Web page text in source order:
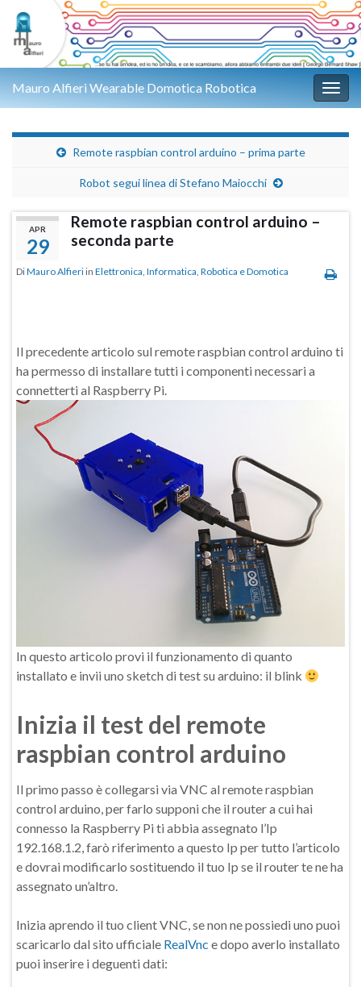
Mauro Alfieri Wearable Domotica Robotica
Remote raspbian control arduino – prima parte
Robot segui linea di Stefano Maiocchi
APR
29
Remote raspbian control arduino –
seconda parte
DiMauro Alfieri in Elettronica, Informatica, Robotica e Domotica
Il precedente articolo sul remote raspbian control arduino ti
ha permesso di installare tutti i componenti necessari a
connetterti al Raspberry Pi.
In questo articolo provi il funzionamento di quanto
installato e invii uno sketch di test su arduino: il blink
Inizia il test del remote
raspbian control arduino
Il primo passo è collegarsi via VNC al remote raspbian
control arduino, per farlo supponi che il router a cui hai
connesso la Raspberry Pi ti abbia assegnato l’Ip
192.168.1.2, farò riferimento a questo Ip per tutto l’articolo
e dovrai modificarlo sostituendo il tuo Ip se il router te ne ha
assegnato un’altro.
Inizia aprendo il tuo client VNC, se non ne possiedi uno puoi
scaricarlo dal sito ufficiale RealVnc e dopo averlo installato
puoi inserire i deguenti dati: